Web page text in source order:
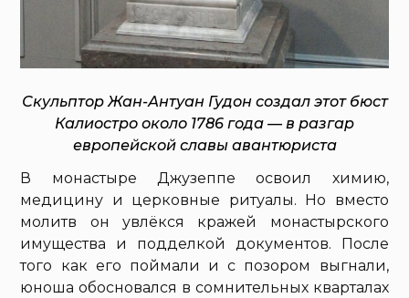
Скульптор Жан-Антуан Гудон создал этот бюст
Калиостро около 1786 года — в разгар
европейской славы авантюриста
В монастыре Джузеппе освоил химию,
медицину и церковные ритуалы. Но вместо
молитв он увлёкся кражей монастырского
имущества и подделкой документов. После
того как его поймали и с позором выгнали,
юноша обосновался в сомнительных кварталах